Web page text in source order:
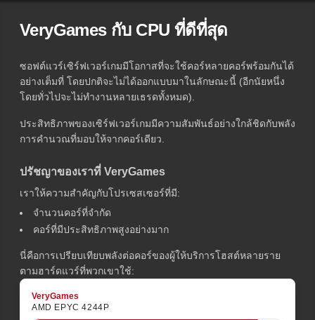
VeryGames กับ CPU ที่ดีที่สุด
ซอฟต์แวร์เซิร์ฟเวอร์เกมมีโอกาสที่จะใช้คอร์หลายคอร์พร้อมกันได้
อย่างเต็มที่ โดยปกติจะไม่ได้ออกแบบมาในลักษณะนี้ (อีกนัยหนึ่ง
โดยทั่วไปจะไม่ทำงานหลายเธรดทั้งหมด).
ประสิทธิภาพของเซิร์ฟเวอร์เกมมีความสัมพันธ์อย่างใกล้ชิดกับพลัง
การคำนวณที่มอบให้จากคอร์เดียว.
ปรัชญาของเราที่ VeryGames
เราให้ความสำคัญกับโปรเซสเซอร์ที่มี:
จำนวนคอร์ที่จำกัด
คอร์ที่มีประสิทธิภาพสูงอย่างมาก
นี่คือการเปรียบเทียบพลังต่อคอร์ของผู้ให้บริการโฮสต์หลายราย
ตามฮาร์ดแวร์ที่พวกเขาใช้:
VeryGames
AMD EPYC 4244P